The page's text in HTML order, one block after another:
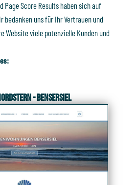
Page Score Results haben sich auf
bedanken uns für Ihr Vertrauen und
Website viele potenzielle Kunden und
- Bensersiel